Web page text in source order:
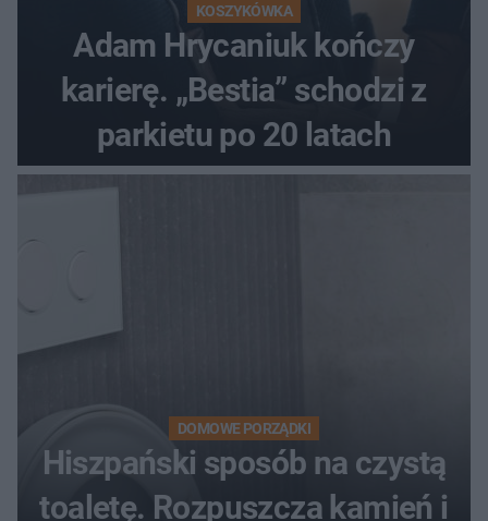
KOSZYKÓWKA
Adam Hrycaniuk kończy
karierę. „Bestia” schodzi z
parkietu po 20 latach
DOMOWE PORZĄDKI
Hiszpański sposób na czystą
toaletę. Rozpuszcza kamień i